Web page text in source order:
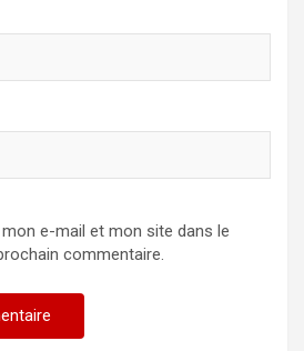
e-mail et mon site dans le
commentaire.